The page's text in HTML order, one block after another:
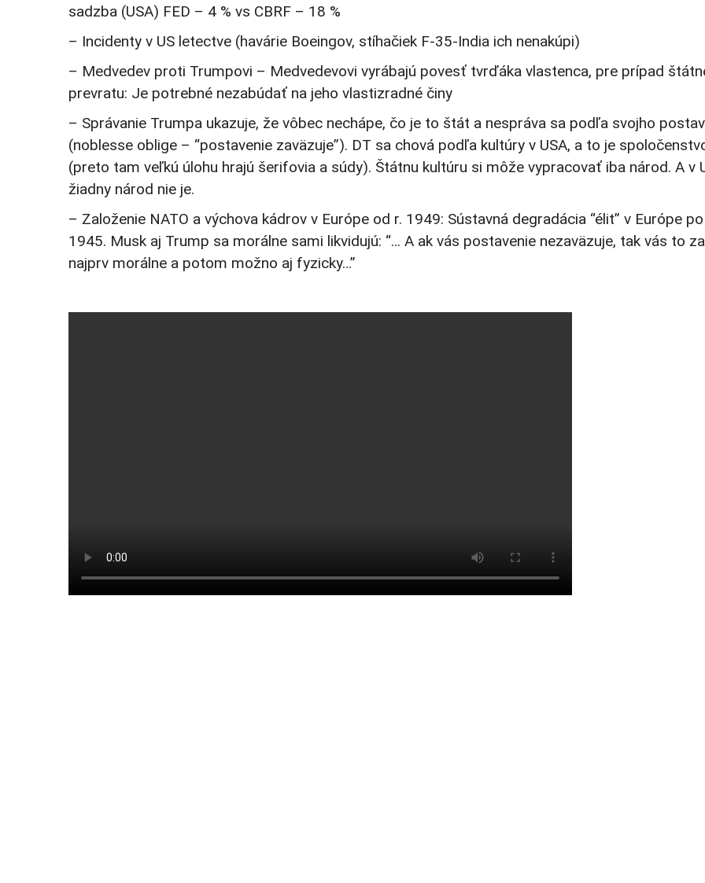
sadzba (USA) FED – 4 % vs CBRF – 18 %
– Incidenty v US letectve (havárie Boeingov, stíhačiek F-35-India ich nenakúpi)
– Medvedev proti Trumpovi – Medvedevovi vyrábajú povesť tvrďáka vlastenca, pre prípad
prevratu: Je potrebné nezabúdať na jeho vlastizradné činy
– Správanie Trumpa ukazuje, že vôbec nechápe, čo je to štát a nespráva sa podľa svojho
(noblesse oblige – “postavenie zaväzuje”). DT sa chová podľa kultúry v USA, a to je
(preto tam veľkú úlohu hrajú šerifovia a súdy). Štátnu kultúru si môže vypracovať iba národ. A v
žiadny národ nie je.
– Založenie NATO a výchova kádrov v Európe od r. 1949: Sústavná degradácia “élit” v Európe po
1945. Musk aj Trump sa morálne sami likvidujú: “… A ak vás postavenie nezaväzuje, tak vás to
najprv morálne a potom možno aj fyzicky…”